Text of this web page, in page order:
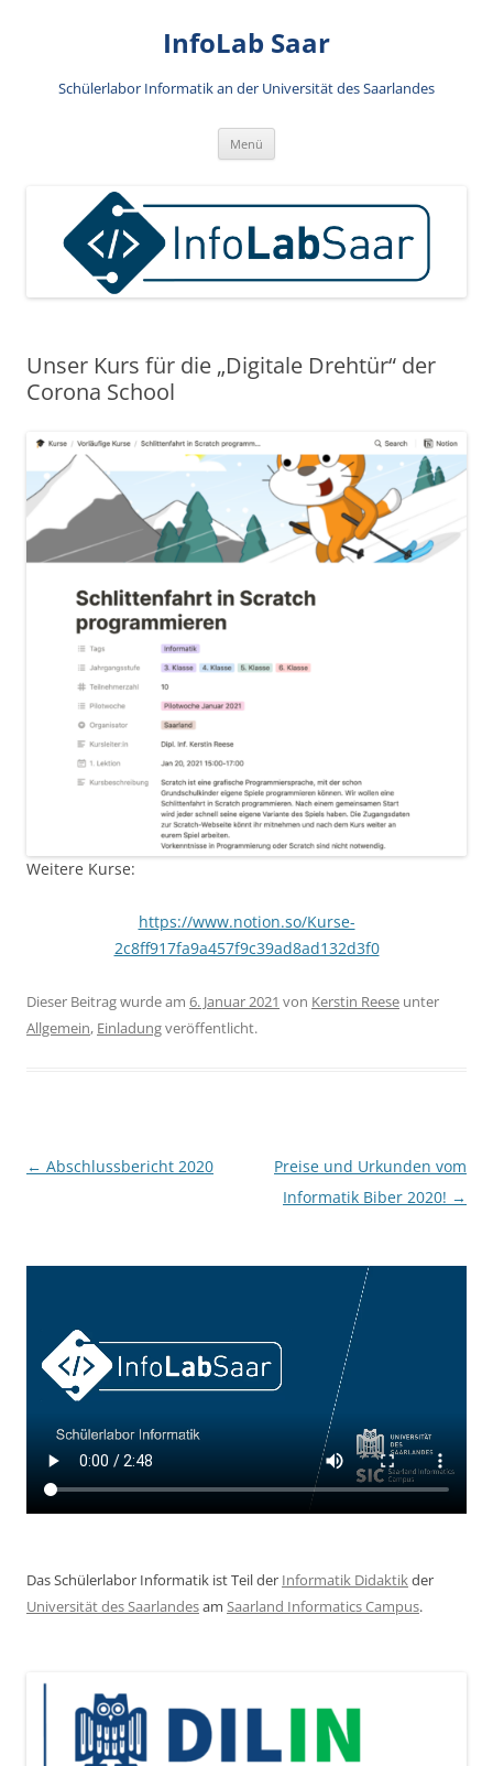
InfoLab Saar
Schülerlabor Informatik an der Universität des Saarlandes
Menü
Unser Kurs für die „Digitale Drehtür“ der
Corona School
Weitere Kurse:
https://www.notion.so/Kurse-
2c8ff917fa9a457f9c39ad8ad132d3f0
Dieser Beitrag wurde am 6. Januar 2021 von Kerstin Reese unter
Allgemein, Einladungveröffentlicht.
Beitragsnavigation
← Abschlussbericht 2020
Preise und Urkunden vom
Informatik Biber 2020! →
Das Schülerlabor Informatik ist Teil der Informatik Didaktikder
Universität des Saarlandesam Saarland Informatics Campus.